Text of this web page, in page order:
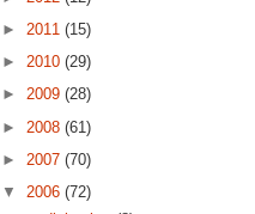
► 2011 (15)
► 2010 (29)
► 2009 (28)
► 2008 (61)
► 2007 (70)
▼ 2006 (72)